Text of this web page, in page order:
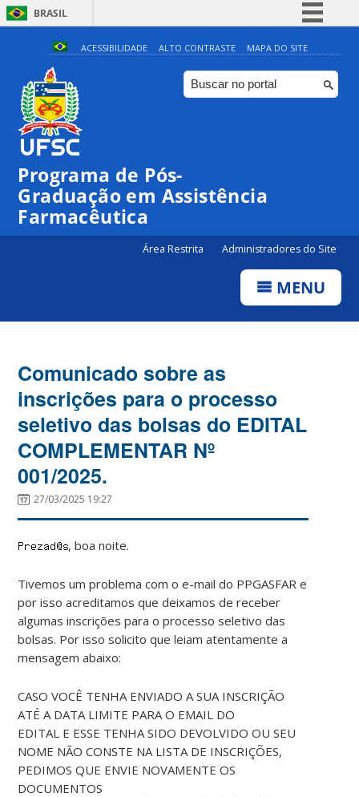
BRASIL
Simplifique!
Comunica BR
Participe
ACESSIBILIDADE ALTO CONTRASTE MAPA DO SITE
Programa de Pós-
Graduação em Assistência
Farmacêutica
Área Restrita Administradores do Site
MENU
Comunicado sobre as
inscrições para o processo
seletivo das bolsas do EDITAL
COMPLEMENTAR Nº
001/2025.
27/03/2025 19:27
, boa noite.
Tivemos um problema com o e-mail do PPGASFAR e
por isso acreditamos que deixamos de receber
algumas inscrições para o processo seletivo das
bolsas. Por isso solicito que leiam atentamente a
mensagem abaixo:
CASO VOCÊ TENHA ENVIADO A SUA INSCRIÇÃO
ATÉ A DATA LIMITE PARA O EMAIL DO
EDITAL E ESSE TENHA SIDO DEVOLVIDO OU SEU
NOME NÃO CONSTE NA LISTA DE INSCRIÇÕES,
PEDIMOS QUE ENVIE NOVAMENTE OS
DOCUMENTOS